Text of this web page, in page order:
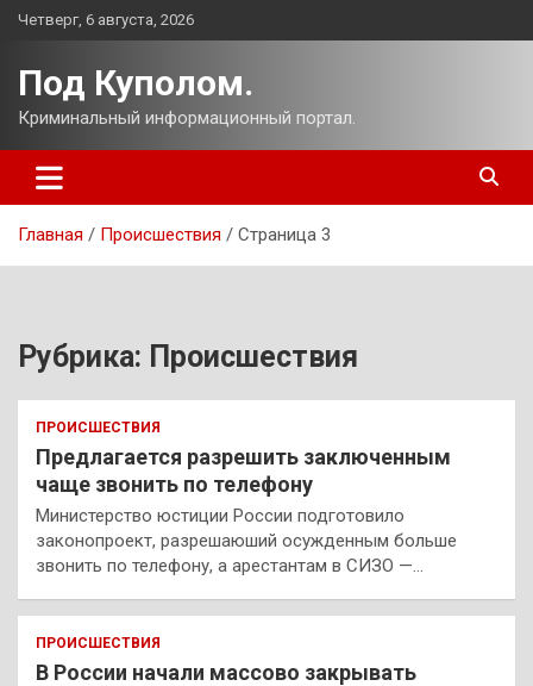
Перейти
Четверг, 6 августа, 2026
Под Куполом.
Криминальный информационный портал.
Главная Происшествия Страница 3
Рубрика: Происшествия
ПРОИСШЕСТВИЯ
Предлагается разрешить заключенным
чаще звонить по телефону
Министерство юстиции России подготовило
законопроект, разрешаюший осужденным больше
звонить по телефону, а арестантам в СИЗО —…
ПРОИСШЕСТВИЯ
В России начали массово закрывать